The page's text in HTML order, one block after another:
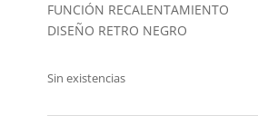
FUNCIÓN RECALENTAMIENTO
DISEÑO RETRO NEGRO
Sin existencias